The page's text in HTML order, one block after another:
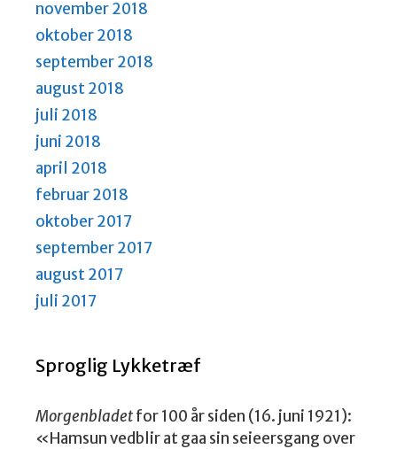
november 2018
oktober 2018
september 2018
august 2018
juli 2018
juni 2018
april 2018
februar 2018
oktober 2017
september 2017
august 2017
juli 2017
Sproglig Lykketræf
Morgenbladetfor 100 år siden (16. juni 1921):
«Hamsun vedblir at gaa sin seieersgang over